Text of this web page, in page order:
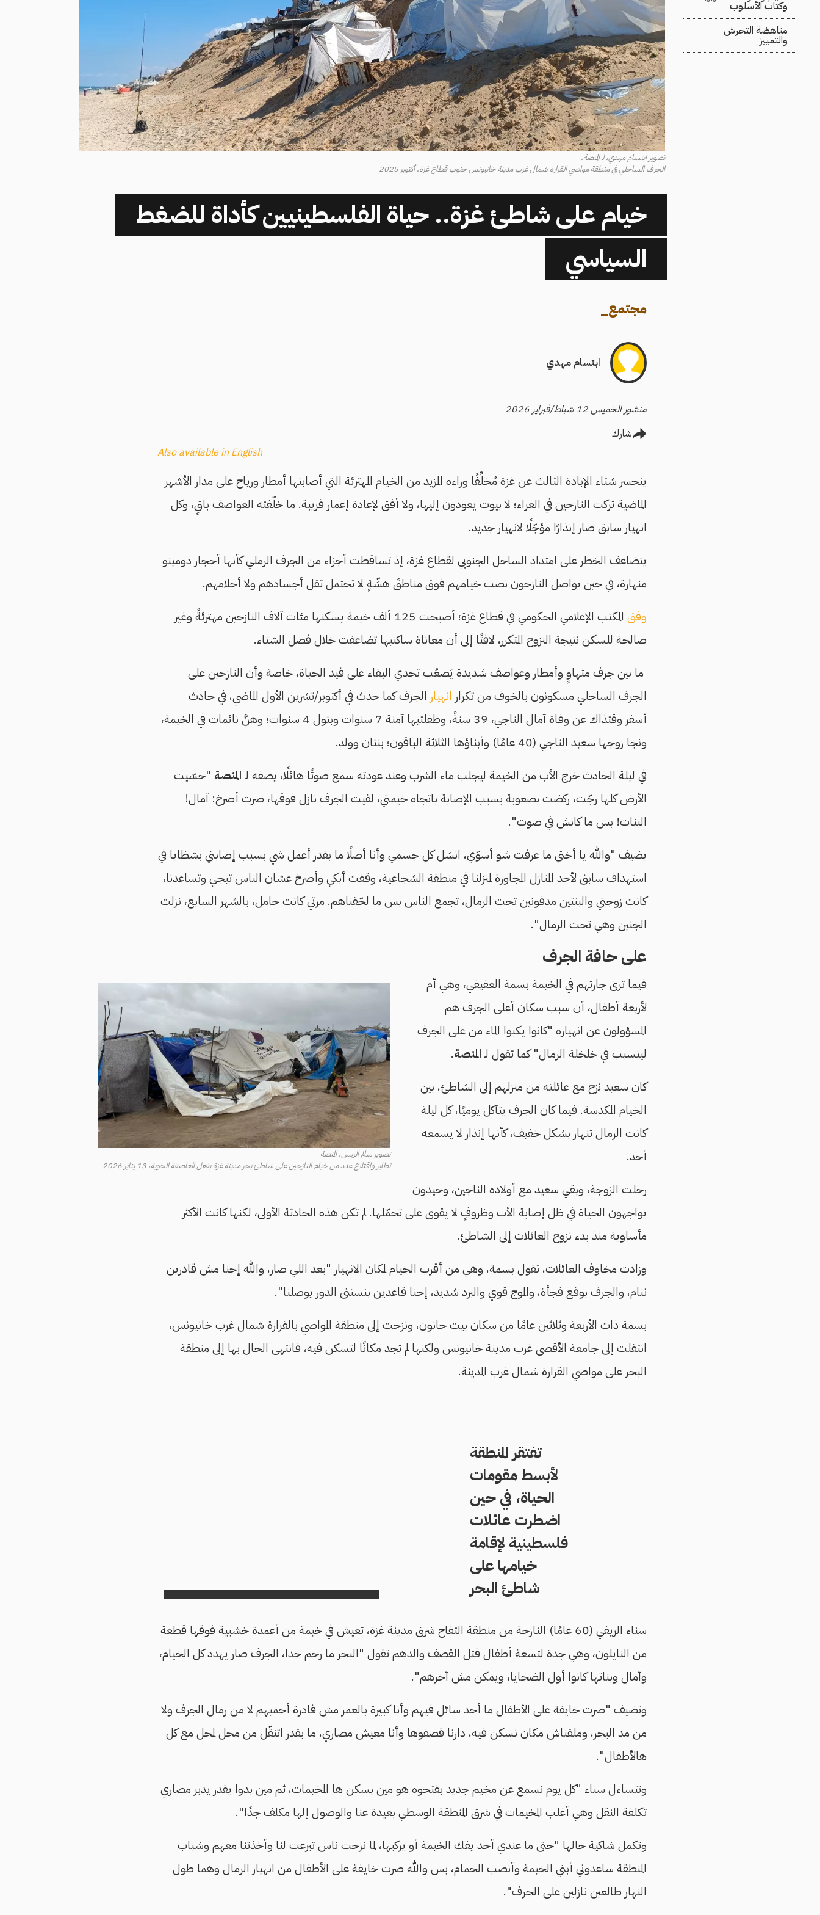
وكتاب الأسلوب
مناهضة التحرش
والتمييز
تصوير ابتسام مهدي، لـ المنصة.
الجرف الساحلي في منطقة مواصي القرارة شمال غرب مدينة خانيونس جنوب قطاع غزة، أكتوبر 2025
خيام على شاطئ غزة.. حياة الفلسطينيين كأداة للضغط
السياسي
مجتمع_
ابتسام مهدي
منشور الخميس 12 شباط/فبراير 2026
شارك
Also available in English
ينحسر شتاء الإبادة الثالث عن غزة مُخلِّفًا وراءه المزيد من الخيام المهترئة التي أصابتها أمطار ورياح على مدار الأشهر
الماضية تركت النازحين في العراء؛ لا بيوت يعودون إليها، ولا أفق لإعادة إعمار قريبة. ما خلّفته العواصف باقٍ، وكل
انهيار سابق صار إنذارًا مؤجّلًا لانهيار جديد.
يتضاعف الخطر على امتداد الساحل الجنوبي لقطاع غزة، إذ تساقطت أجزاء من الجرف الرملي كأنها أحجار دومينو
منهارة، في حين يواصل النازحون نصب خيامهم فوق مناطقَ هشّةٍ لا تحتمل ثقل أجسادهم ولا أحلامهم.
وفق
المكتب الإعلامي الحكومي في قطاع غزة؛ أصبحت 125 ألف خيمة يسكنها مئات آلاف النازحين مهترئةً وغير
صالحة للسكن نتيجة النزوح المتكرر، لافتًا إلى أن معاناة ساكنيها تضاعفت خلال فصل الشتاء.
ما بين جرف متهاوٍ وأمطار وعواصف شديدة يَصعُب تحدي البقاء على قيد الحياة، خاصة وأن النازحين على
الجرف الساحلي مسكونون بالخوف من تكرار انهيار الجرف كما حدث في أكتوبر/تشرين الأول الماضي، في حادث
أسفر وقتذاك عن وفاة آمال الناجي، 39 سنةً، وطفلتيها آمنة 7 سنوات وبتول 4 سنوات؛ وهنَّ نائمات في الخيمة،
ونجا زوجها سعيد الناجي (40 عامًا) وأبناؤها الثلاثة الباقون؛ بنتان وولد.
في ليلة الحادث خرج الأب من الخيمة ليجلب ماء الشرب وعند عودته سمع صوتًا هائلًا، يصفه لـ المنصة "حسّيت
الأرض كلها رجّت، ركضت بصعوبة بسبب الإصابة باتجاه خيمتي، لقيت الجرف نازل فوقها، صرت أصرخ: آمال!
البنات! بس ما كانش في صوت".
يضيف "والله يا أختي ما عرفت شو أسوّي، انشل كل جسمي وأنا أصلًا ما بقدر أعمل شي بسبب إصابتي بشظايا في
استهداف سابق لأحد المنازل المجاورة لمنزلنا في منطقة الشجاعية، وقفت أبكي وأصرخ عشان الناس تيجي وتساعدنا،
كانت زوجتي والبنتين مدفونين تحت الرمال، تجمع الناس بس ما لحّقناهم. مرتي كانت حامل، بالشهر السابع، نزلت
الجنين وهي تحت الرمال".
على حافة الجرف
تصوير سالم الريس، المنصة
تطاير واقتلاع عدد من خيام النازحين على شاطئ بحر مدينة غزة بفعل العاصفة الجوية، 13 يناير 2026
فيما ترى جارتهم في الخيمة بسمة العفيفي، وهي أم
لأربعة أطفال، أن سبب سكان أعلى الجرف هم
المسؤولون عن انهياره "كانوا يكبوا الماء من على الجرف
ليتسبب في خلخلة الرمال" كما تقول لـ المنصة.
كان سعيد نزح مع عائلته من منزلهم إلى الشاطئ، بين
الخيام المكدسة. فيما كان الجرف يتآكل يوميًا، كل ليلة
كانت الرمال تنهار بشكل خفيف، كأنها إنذار لا يسمعه
أحد.
رحلت الزوجة، وبقي سعيد مع أولاده الناجين، وحيدون
يواجهون الحياة في ظل إصابة الأب وظروفٍ لا يقوى على تحمّلها. لم تكن هذه الحادثة الأولى، لكنها كانت الأكثر
مأساوية منذ بدء نزوح العائلات إلى الشاطئ.
وزادت مخاوف العائلات، تقول بسمة، وهي من أقرب الخيام لمكان الانهيار "بعد اللي صار، والله إحنا مش قادرين
ننام، والجرف بوقع فجأة، والموج قوي والبرد شديد، إحنا قاعدين بنستنى الدور يوصلنا".
بسمة ذات الأربعة وثلاثين عامًا من سكان بيت حانون، ونزحت إلى منطقة المواصي بالقرارة شمال غرب خانيونس،
انتقلت إلى جامعة الأقصى غرب مدينة خانيونس ولكنها لم تجد مكانًا لتسكن فيه، فانتهى الحال بها إلى منطقة
البحر على مواصي القرارة شمال غرب المدينة.
تفتقر المنطقة
لأبسط مقومات
الحياة، في حين
اضطرت عائلات
فلسطينية لإقامة
خيامها على
شاطئ البحر
سناء الريفي (60 عامًا) النازحة من منطقة التفاح شرق مدينة غزة، تعيش في خيمة من أعمدة خشبية فوقها قطعة
من النايلون، وهي جدة لتسعة أطفال قتل القصف والدهم تقول "البحر ما رحم حدا، الجرف صار يهدد كل الخيام،
وآمال وبناتها كانوا أول الضحايا، ويمكن مش آخرهم".
وتضيف "صرت خايفة على الأطفال ما أحد سائل فيهم وأنا كبيرة بالعمر مش قادرة أحميهم لا من رمال الجرف ولا
من مد البحر، وملقناش مكان نسكن فيه، دارنا قصفوها وأنا معيش مصاري، ما بقدر اتنقّل من محل لمحل مع كل
هالأطفال".
وتتساءل سناء "كل يوم نسمع عن مخيم جديد بفتحوه هو مين بسكن ها المخيمات، ثم مين بدوا يقدر يدبر مصاري
تكلفة النقل وهي أغلب المخيمات في شرق المنطقة الوسطي بعيدة عنا والوصول إلها مكلف جدًا".
وتكمل شاكية حالها "حتى ما عندي أحد يفك الخيمة أو يركبها، لما نزحت ناس تبرعت لنا وأخذتنا معهم وشباب
المنطقة ساعدوني أبني الخيمة وأنصب الحمام، بس والله صرت خايفة على الأطفال من انهيار الرمال وهما طول
النهار طالعين نازلين على الجرف".